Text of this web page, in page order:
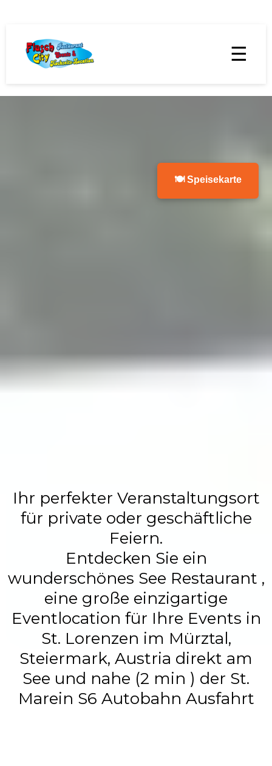
☰
🍽 Speisekarte
Restaurant,
Events &
Ihr perfekter Veranstaltungsort
für private oder geschäftliche
Feiern.
Entdecken Sie ein
wunderschönes See Restaurant ,
eine große einzigartige
Eventlocation für Ihre Events in
St. Lorenzen im Mürztal,
Steiermark, Austria direkt am
See und nahe (2 min ) der St.
Marein S6 Autobahn Ausfahrt